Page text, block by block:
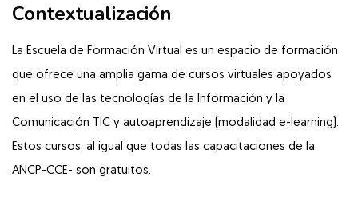
Contextualización
La Escuela de Formación Virtual es un espacio de formación
que ofrece una amplia gama de cursos virtuales apoyados
en el uso de las tecnologías de la Información y la
Comunicación TIC y autoaprendizaje (modalidad e-learning).
Estos cursos, al igual que todas las capacitaciones de la
ANCP-CCE- son gratuitos.